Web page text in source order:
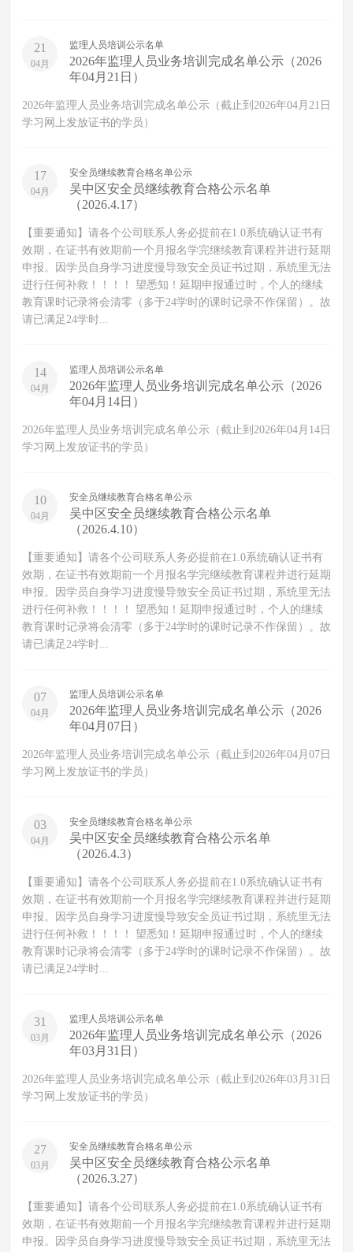
21
04月
监理人员培训公示名单
2026年监理人员业务培训完成名单公示（2026
年04月21日）
2026年监理人员业务培训完成名单公示（截止到2026年04月21日
学习网上发放证书的学员）
17
04月
安全员继续教育合格名单公示
吴中区安全员继续教育合格公示名单
（2026.4.17）
【重要通知】请各个公司联系人务必提前在1.0系统确认证书有
效期，在证书有效期前一个月报名学完继续教育课程并进行延期
申报。因学员自身学习进度慢导致安全员证书过期，系统里无法
进行任何补救！！！！ 望悉知！延期申报通过时，个人的继续
教育课时记录将会清零（多于24学时的课时记录不作保留）。故
请已满足24学时...
14
04月
监理人员培训公示名单
2026年监理人员业务培训完成名单公示（2026
年04月14日）
2026年监理人员业务培训完成名单公示（截止到2026年04月14日
学习网上发放证书的学员）
10
04月
安全员继续教育合格名单公示
吴中区安全员继续教育合格公示名单
（2026.4.10）
【重要通知】请各个公司联系人务必提前在1.0系统确认证书有
效期，在证书有效期前一个月报名学完继续教育课程并进行延期
申报。因学员自身学习进度慢导致安全员证书过期，系统里无法
进行任何补救！！！！ 望悉知！延期申报通过时，个人的继续
教育课时记录将会清零（多于24学时的课时记录不作保留）。故
请已满足24学时...
07
04月
监理人员培训公示名单
2026年监理人员业务培训完成名单公示（2026
年04月07日）
2026年监理人员业务培训完成名单公示（截止到2026年04月07日
学习网上发放证书的学员）
03
04月
安全员继续教育合格名单公示
吴中区安全员继续教育合格公示名单
（2026.4.3）
【重要通知】请各个公司联系人务必提前在1.0系统确认证书有
效期，在证书有效期前一个月报名学完继续教育课程并进行延期
申报。因学员自身学习进度慢导致安全员证书过期，系统里无法
进行任何补救！！！！ 望悉知！延期申报通过时，个人的继续
教育课时记录将会清零（多于24学时的课时记录不作保留）。故
请已满足24学时...
31
03月
监理人员培训公示名单
2026年监理人员业务培训完成名单公示（2026
年03月31日）
2026年监理人员业务培训完成名单公示（截止到2026年03月31日
学习网上发放证书的学员）
27
03月
安全员继续教育合格名单公示
吴中区安全员继续教育合格公示名单
（2026.3.27）
【重要通知】请各个公司联系人务必提前在1.0系统确认证书有
效期，在证书有效期前一个月报名学完继续教育课程并进行延期
申报。因学员自身学习进度慢导致安全员证书过期，系统里无法